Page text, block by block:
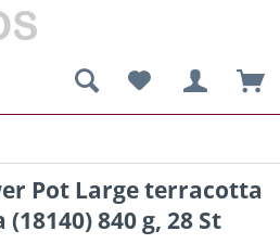
Pot Large terracotta
840 g, 28 St